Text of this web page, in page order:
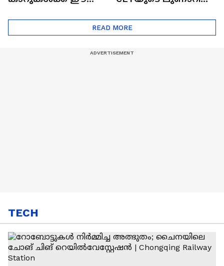
Eco Marathon 2025
READ MORE
TECH